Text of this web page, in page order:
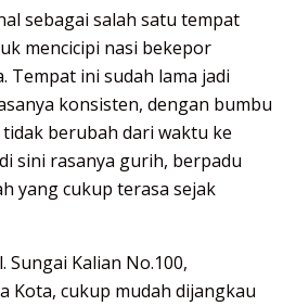
sebagai salah satu tempat
mencicipi nasi bekepor
Tempat ini sudah lama jadi
konsisten, dengan bumbu
berubah dari waktu ke
sini rasanya gurih, berpadu
yang cukup terasa sejak
Sungai Kalian No.100,
Kota, cukup mudah dijangkau